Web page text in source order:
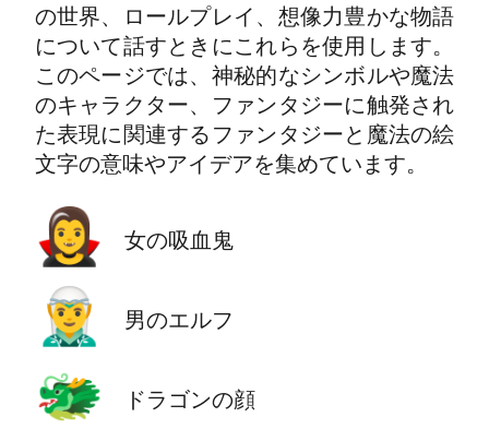
の世界、ロールプレイ、想像力豊かな物語
について話すときにこれらを使用します。
このページでは、神秘的なシンボルや魔法
のキャラクター、ファンタジーに触発され
た表現に関連するファンタジーと魔法の絵
文字の意味やアイデアを集めています。
🧛‍♀️ 女の吸血鬼
🧝‍♂️ 男のエルフ
🐲 ドラゴンの顔